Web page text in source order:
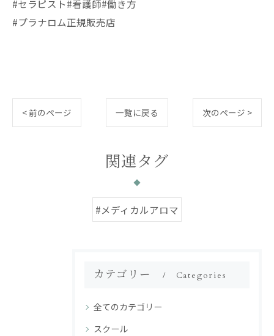
#セラピスト#看護師#働き方
#プラナロム正規販売店
< 前のページ 一覧に戻る 次のページ >
関連タグ
#メディカルアロマ
カテゴリー Categories
全てのカテゴリー
スクール